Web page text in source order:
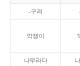
-구려
깍쟁이
나무라다